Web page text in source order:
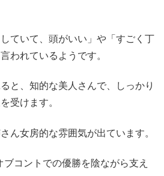
ていて、頭がいい」や「すごく丁
われているようです。
と、知的な美人さんで、しっかり
受けます。
ん女房的な雰囲気が出ています。
コントでの優勝を陰ながら支え